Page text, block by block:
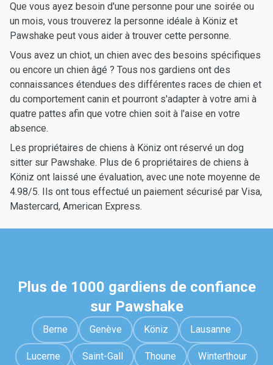
Que vous ayez besoin d'une personne pour une soirée ou
un mois, vous trouverez la personne idéale à Köniz et
Pawshake peut vous aider à trouver cette personne.
Vous avez un chiot, un chien avec des besoins spécifiques
ou encore un chien âgé ? Tous nos gardiens ont des
connaissances étendues des différentes races de chien et
du comportement canin et pourront s'adapter à votre ami à
quatre pattes afin que votre chien soit à l'aise en votre
absence.
Les propriétaires de chiens à Köniz ont réservé un dog
sitter sur Pawshake. Plus de 6 propriétaires de chiens à
Köniz ont laissé une évaluation, avec une note moyenne de
4.98/5. Ils ont tous effectué un paiement sécurisé par Visa,
Mastercard, American Express.
Plus de 1000 gardiens de confiance
sur Pawshake
Berne Genève Köniz Lausanne
Lucerne Saint-Gall Thoune Winterthour